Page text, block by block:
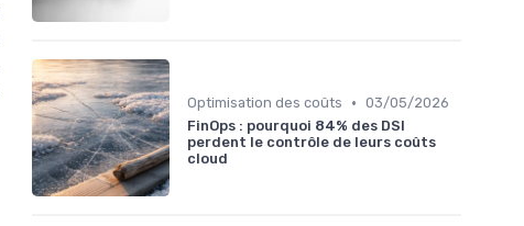
Optimisation des coûts • 03/05/2026
FinOps : pourquoi 84% des DSI
perdent le contrôle de leurs coûts
cloud